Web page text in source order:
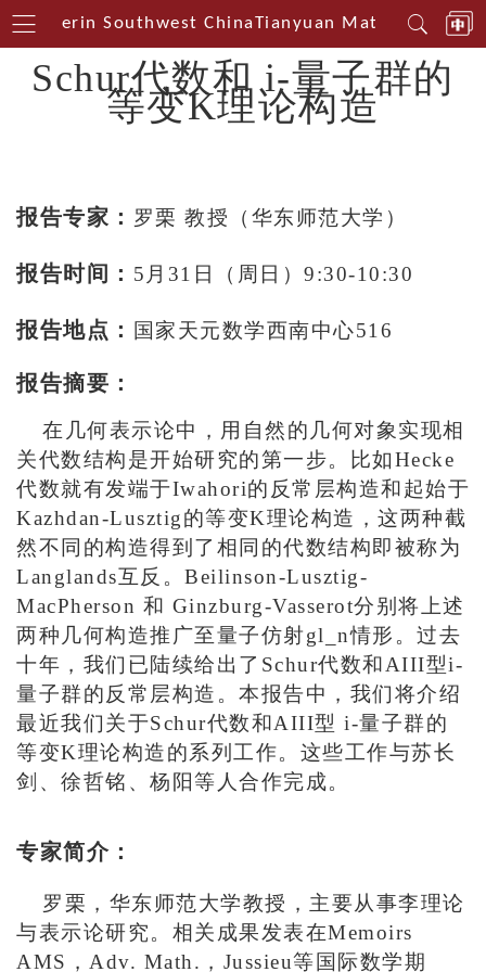
Centerin Southwest ChinaTianyuan Mathematical
Schur代数和 i-量子群的
等变K理论构造
报告专家： 罗栗 教授（华东师范大学）
报告时间： 5月31日（周日）9:30-10:30
报告地点： 国家天元数学西南中心516
报告摘要：
在几何表示论中，用自然的几何对象实现相
关代数结构是开始研究的第一步。比如Hecke
代数就有发端于Iwahori的反常层构造和起始于
Kazhdan-Lusztig的等变K理论构造，这两种截
然不同的构造得到了相同的代数结构即被称为
Langlands互反。Beilinson-Lusztig-
MacPherson 和 Ginzburg-Vasserot分别将上述
两种几何构造推广至量子仿射gl_n情形。过去
十年，我们已陆续给出了Schur代数和AIII型i-
量子群的反常层构造。本报告中，我们将介绍
最近我们关于Schur代数和AIII型 i-量子群的
等变K理论构造的系列工作。这些工作与苏长
剑、徐哲铭、杨阳等人合作完成。
专家简介：
罗栗，华东师范大学教授，主要从事李理论
与表示论研究。相关成果发表在Memoirs
AMS，Adv. Math.，Jussieu等国际数学期